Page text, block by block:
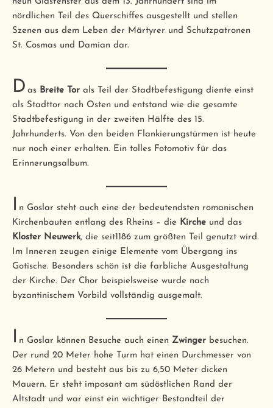
nördlichen Teil des Querschiffes ausgestellt und stellen
Szenen aus dem Leben der Märtyrer und Schutzpatronen
St. Cosmas und Damian dar.
D as Breite Torals Teil der Stadtbefestigung diente einst
als Stadttor nach Osten und entstand wie die gesamte
Stadtbefestigung in der zweiten Hälfte des 15.
Jahrhunderts. Von den beiden Flankierungstürmen ist heute
nur noch einer erhalten. Ein tolles Fotomotiv für das
Erinnerungsalbum.
I n Goslar steht auch eine der bedeutendsten romanischen
Kirchenbauten entlang des Rheins – die Kirche und das
Kloster Neuwerk, die seit1186 zum größten Teil genutzt wird.
Im Inneren zeugen einige Elemente vom Übergang ins
Gotische. Besonders schön ist die farbliche Ausgestaltung
der Kirche. Der Chor beispielsweise wurde nach
byzantinischem Vorbild vollständig ausgemalt.
I n Goslar können Besuche auch einen Zwingerbesuchen.
Der rund 20 Meter hohe Turm hat einen Durchmesser von
26 Metern und besteht aus bis zu 6,50 Meter dicken
Mauern. Er steht imposant am südöstlichen Rand der
Altstadt und war einst ein wichtiger Bestandteil der